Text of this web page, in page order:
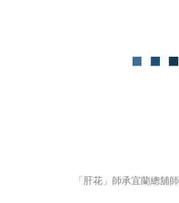
「肝花」師承宜蘭總舖